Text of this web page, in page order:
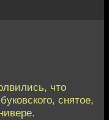
что
снятое,